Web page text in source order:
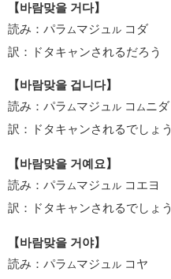
【바람맞을 거다】
読み：パラ ムマジュ ル コダ
訳：ドタキャンされるだろう
【바람맞을 겁니다】
読み：パラ ムマジュ ル コ ム ニダ
訳：ドタキャンされるでしょう
【바람맞을 거예요】
読み：パラ ムマジュ ル コエヨ
訳：ドタキャンされるでしょう
【바람맞을 거야】
読み：パラ ムマジュ ル コヤ